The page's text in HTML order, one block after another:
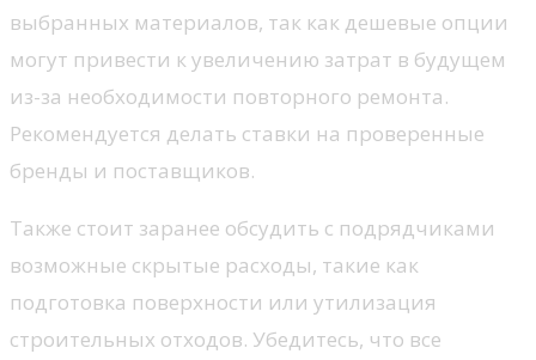
выбранных материалов, так как дешевые опции
могут привести к увеличению затрат в будущем
из-за необходимости повторного ремонта.
Рекомендуется делать ставки на проверенные
бренды и поставщиков.
Также стоит заранее обсудить с подрядчиками
возможные скрытые расходы, такие как
подготовка поверхности или утилизация
строительных отходов. Убедитесь, что все